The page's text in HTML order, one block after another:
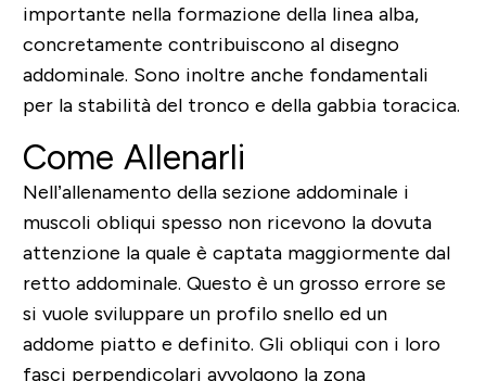
importante nella formazione della linea alba,
concretamente contribuiscono al disegno
addominale. Sono inoltre anche fondamentali
per la stabilità del tronco e della gabbia toracica.
Come Allenarli
Nell’allenamento della sezione addominale i
muscoli obliqui spesso non ricevono la dovuta
attenzione la quale è captata maggiormente dal
retto addominale. Questo è un grosso errore se
si vuole sviluppare un profilo snello ed un
addome piatto e definito. Gli obliqui con i loro
fasci perpendicolari avvolgono la zona